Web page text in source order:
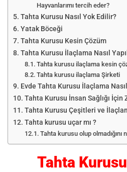
Hayvanlarımı tercih eder?
Tahta Kurusu Nasıl Yok Edilir?
Yatak Böceği
Tahta Kurusu Kesin Çözüm
Tahta Kurusu İlaçlama Nasıl
Tahta kurusu ilaçlama kesin
Tahta kurusu ilaçlama Şirketi
Evde Tahta Kurusu İlaçlama Nasıl
Tahta Kurusu İnsan Sağlığı İçin
Tahta Kurusu Çeşitleri ve
Tahta kurusu uçar mı ?
Tahta kurusu olup olmadığını
Tahta